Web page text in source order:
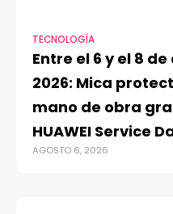
TECNOLOGÍA
Entre el 6 y el 8
2026: Mica
mano de obra
HUAWEI Service
AGOSTO 6, 2026